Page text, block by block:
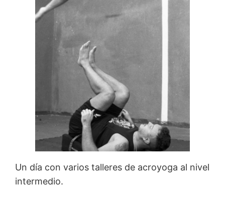
Un día con varios talleres de acroyoga al nivel
intermedio.